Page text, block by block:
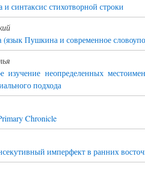
и синтаксис стихотворной строки
(язык Пушкина и современное
изучение неопределенных
подхода
Chronicle
имперфект в ранних